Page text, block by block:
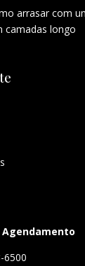
arrasar com
camadas longo
6500